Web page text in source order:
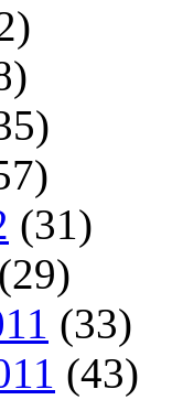
(31)
(29)
(33)
(43)